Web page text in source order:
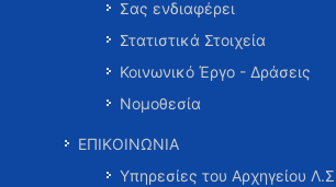
Σας ενδιαφέρει
Στατιστικά Στοιχεία
Κοινωνικό Έργο - Δράσεις
Νομοθεσία
ΕΠΙΚΟΙΝΩΝΙΑ
Υπηρεσίες του Αρχηγείου